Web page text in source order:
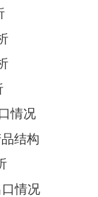
情况
结构
情况